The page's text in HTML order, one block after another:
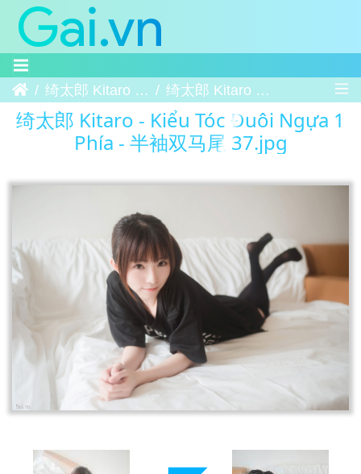
Trang chủ绮太郎 Kitaro - Kiểu Tóc Đuôi Ngựa 1 Phía - 半袖双马尾 绮太郎 Kitaro - Kiểu Tóc Đuôi Ngựa 1 Phía - 半袖双马尾 37
绮太郎 Kitaro - Kiểu Tóc Đuôi Ngựa 1
Phía - 半袖双马尾 37.jpg